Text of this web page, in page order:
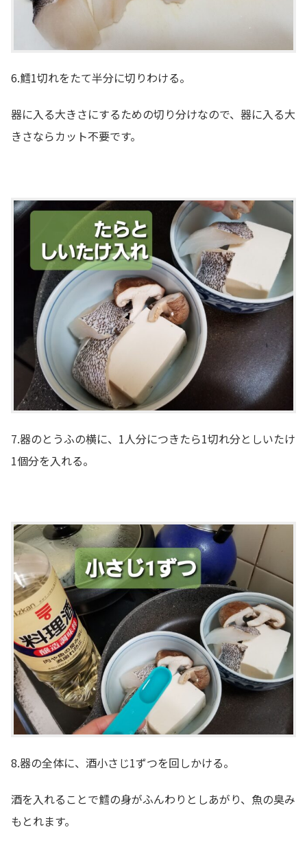
6.鱈1切れをたて半分に切りわける。
器に入る大きさにするための切り分けなので、器に入る大
きさならカット不要です。
7.器のとうふの横に、1人分につきたら1切れ分としいたけ
1個分を入れる。
8.器の全体に、酒小さじ1ずつを回しかける。
酒を入れることで鱈の身がふんわりとしあがり、魚の臭み
もとれます。